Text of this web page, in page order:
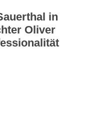
in
Oliver